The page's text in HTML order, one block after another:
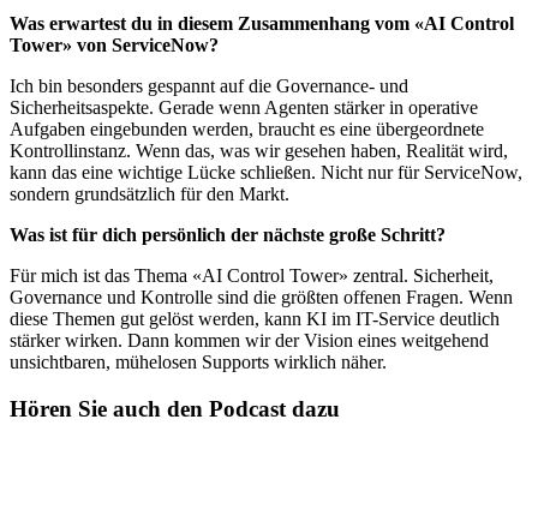
Was erwartest du in diesem Zusammenhang vom «AI Control
Tower» von ServiceNow?
Ich bin besonders gespannt auf die Governance- und
Sicherheitsaspekte. Gerade wenn Agenten stärker in operative
Aufgaben eingebunden werden, braucht es eine übergeordnete
Kontrollinstanz. Wenn das, was wir gesehen haben, Realität wird,
kann das eine wichtige Lücke schließen. Nicht nur für ServiceNow,
sondern grundsätzlich für den Markt.
Was ist für dich persönlich der nächste große Schritt?
Für mich ist das Thema «AI Control Tower» zentral. Sicherheit,
Governance und Kontrolle sind die größten offenen Fragen. Wenn
diese Themen gut gelöst werden, kann KI im IT-Service deutlich
stärker wirken. Dann kommen wir der Vision eines weitgehend
unsichtbaren, mühelosen Supports wirklich näher.
Hören Sie auch den Podcast dazu